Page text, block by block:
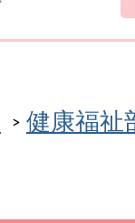
健康福祉